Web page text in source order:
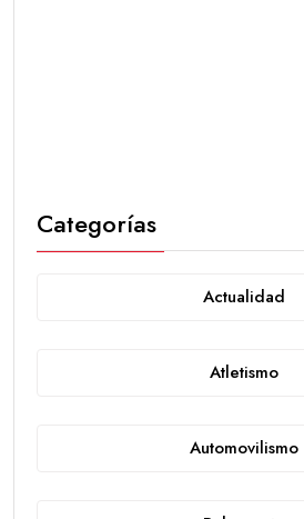
Categorías
Actualidad
Atletismo
Automovilismo